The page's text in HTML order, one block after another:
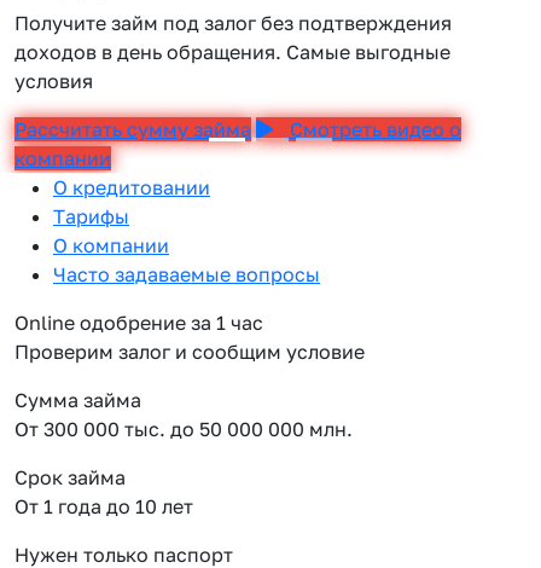
Получите займ под залог без подтверждения
доходов в день обращения. Самые выгодные
условия
Рассчитать сумму займа
Смотреть видео о
компании
О кредитовании
Тарифы
О компании
Часто задаваемые вопросы
Online одобрение за 1 час
Проверим залог и сообщим условие
Сумма займа
От 300 000 тыс. до 50 000 000 млн.
Срок займа
От 1 года до 10 лет
Нужен только паспорт